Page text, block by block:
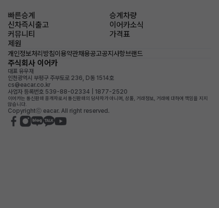
빠른승계
승계차량
신차즉시출고
이어카소식
커뮤니티
가격표
제원
개인정보처리방침이용약관채용공고공지사항브랜드
주식회사 이어카
대표 유우재
인천광역시 부평구 주부토로 236, D동 1514호
cs@eacar.co.kr
사업자 등록번호 539-88-02334 | 1877-2520
이어카는 통신판매 중개자로서 통신판매의 당사자가 아니며, 상품, 거래정보, 거래에 대하여 책임을 지지
않습니다.
Copyrightⓒ eacar. All right reserved.